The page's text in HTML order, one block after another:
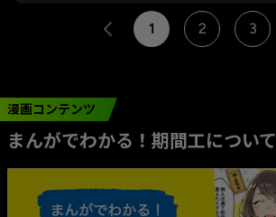
1 2 3
漫画コンテンツ
まんがでわかる！期間工について